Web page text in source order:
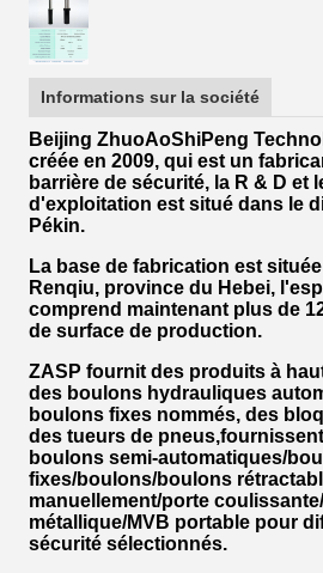
Informations sur la société
Beijing ZhuoAoShiPeng
créée en 2009, qui est un
barrière de sécurité, la R & D et
d'exploitation est situé dans le
Pékin.
La base de fabrication est
Renqiu, province du Hebei,
comprend maintenant plus de
de surface de production.
ZASP fournit des produits à
des boulons hydrauliques
boulons fixes nommés, des
des tueurs de
boulons semi-automatiques/
fixes/boulons/boulons
manuellement/porte
métallique/MVB portable pour
sécurité sélectionnés.